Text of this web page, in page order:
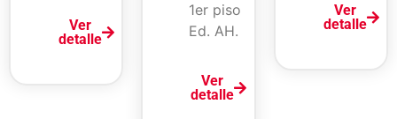
Ver
detalle
1er piso
Ed. AH.
Ver
detalle
Ver
detalle